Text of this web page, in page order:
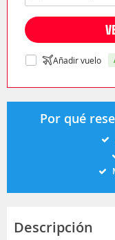
Añadir vuelo
Por qué
Descripción